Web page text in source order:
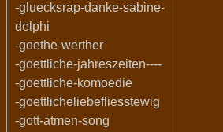
-gluecksrap-danke-sabine-
delphi
-goethe-werther
-goettliche-jahreszeiten----
-goettliche-komoedie
-goettlicheliebefliesstewig
-gott-atmen-song